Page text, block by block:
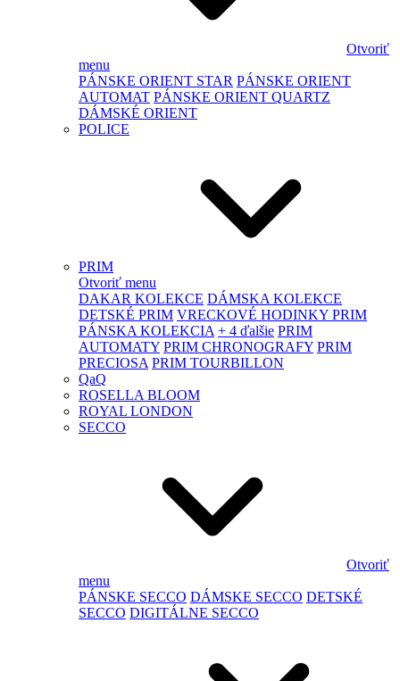
Otvoriť
menu
PÁNSKE ORIENT STAR PÁNSKE ORIENT
AUTOMAT PÁNSKE ORIENT QUARTZ
DÁMSKÉ ORIENT
POLICE
PRIM
Otvoriť menu
DAKAR KOLEKCE DÁMSKA KOLEKCE
DETSKÉ PRIM VRECKOVÉ HODINKY PRIM
PÁNSKA KOLEKCIA + 4 ďalšie PRIM
AUTOMATY PRIM CHRONOGRAFY PRIM
PRECIOSA PRIM TOURBILLON
QaQ
ROSELLA BLOOM
ROYAL LONDON
SECCO
Otvoriť
menu
PÁNSKE SECCO DÁMSKE SECCO DETSKÉ
SECCO DIGITÁLNE SECCO